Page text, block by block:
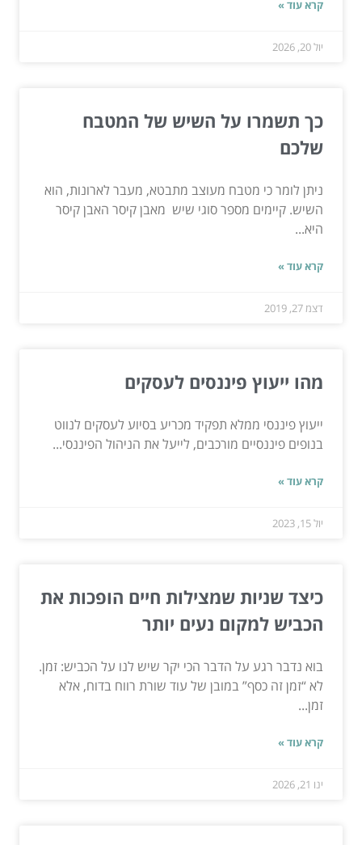
קרא עוד »
יול 20, 2026
כך תשמרו על השיש של המטבח
שלכם
ניתן לומר כי מטבח מעוצב מתבטא, מעבר לארונות, הוא
השיש. קיימים מספר סוגי שיש מאבן קיסר האבן קיסר
היא...
קרא עוד »
דצמ 27, 2019
מהו ייעוץ פיננסים לעסקים
ייעוץ פיננסי ממלא תפקיד מכריע בסיוע לעסקים לנווט
בנופים פיננסיים מורכבים, לייעל את הניהול הפיננסי...
קרא עוד »
יול 15, 2023
כיצד שניות שמצילות חיים הופכות את
הכביש למקום נעים יותר
בוא נדבר רגע על הדבר הכי יקר שיש לנו על הכביש: זמן.
לא “זמן זה כסף” במובן של עוד שורת רווח בדוח, אלא
זמן...
קרא עוד »
ינו 21, 2026